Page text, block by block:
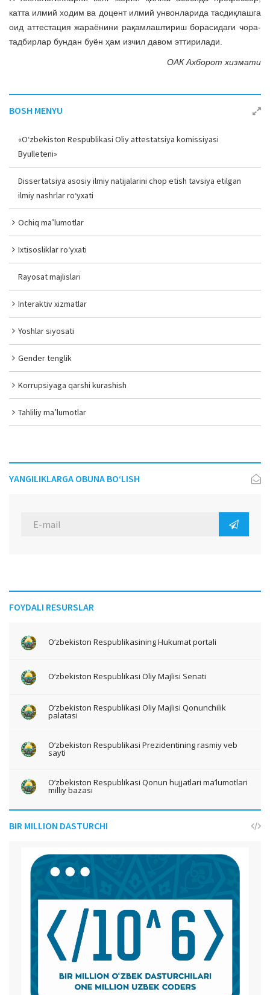
катта илмий ходим ва доцент илмий унвонларида тасдиқлашга
оид аттестация жараёнини рақамлаштириш борасидаги чора-
тадбирлар бундан буён ҳам изчил давом эттирилади.
ОАК Ахборот хизмати
BOSH MENYU
«O‘zbekiston Respublikasi Oliy attestatsiya komissiyasi
Byulleteni»
Dissertatsiya asosiy ilmiy natijalarini chop etish tavsiya etilgan
ilmiy nashrlar ro‘yxati
Ochiq ma’lumotlar
Ixtisosliklar ro‘yxati
Rayosat majlislari
Interaktiv xizmatlar
Yoshlar siyosati
Gender tenglik
Korrupsiyaga qarshi kurashish
Tahliliy ma’lumotlar
YANGILIKLARGA OBUNA BO‘LISH
FOYDALI RESURSLAR
O‘zbekiston Respublikasining Hukumat portali
O‘zbekiston Respublikasi Oliy Majlisi Senati
O‘zbekiston Respublikasi Oliy Majlisi Qonunchilik
palatasi
O‘zbekiston Respublikasi Prezidentining rasmiy veb
sayti
O‘zbekiston Respublikasi Qonun hujjatlari ma’lumotlari
milliy bazasi
BIR MILLION DASTURCHI